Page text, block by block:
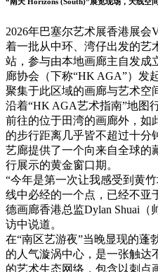
2026年巴塞尔艺术展香港展
着一批从中环、湾仔出发的艺
站，参与由本地画廊主自发成
廊协会（下称“HK AGA”）
聚集于此区域的画廊与艺术空
沿着“HK AGA艺术指南”地图
前往的位于田湾的画廊外，如
的步行距离几乎皆不超过十分
艺廊提供了一个向来自全球的
行展示的黄金窗口期。
“今年是第一次让我感受到黄
线中必经的一个点，已经不亚
德画廊香港总监Dylan Shuai
访中说道。
在“南区艺游夜”当晚显现的蓬
的人气漩涡中心，是一张触达
的艺术生态网络，包含以刺点